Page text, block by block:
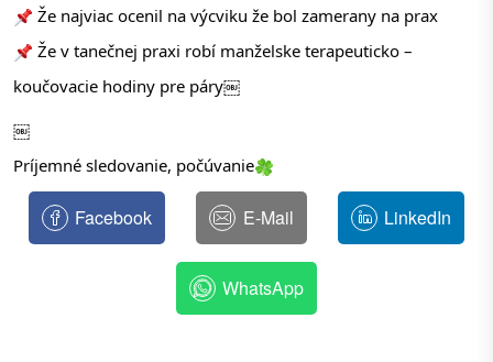
Že najviac ocenil na výcviku že bol zamerany na prax
Že v tanečnej praxi robí manželske terapeuticko –
koučovacie hodiny pre páry￼
￼
Príjemné sledovanie, počúvanie
Facebook E-Mail LinkedIn
WhatsApp